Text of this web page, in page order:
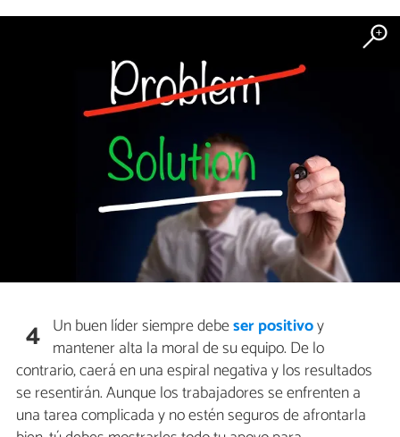
4 Un buen líder siempre debeser positivoy
mantener alta la moral de su equipo. De lo
contrario, caerá en una espiral negativa y los resultados
se resentirán. Aunque los trabajadores se enfrenten a
una tarea complicada y no estén seguros de afrontarla